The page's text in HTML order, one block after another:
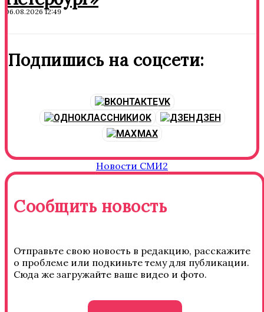
06.08.2026 12:49
Подпишись на соцсети:
VK
OK
ДЗЕН
MAX
Новости СМИ2
Сообщить новость
Отправьте свою новость в редакцию, расскажите
о проблеме или подкиньте тему для публикации.
Сюда же загружайте ваше видео и фото.